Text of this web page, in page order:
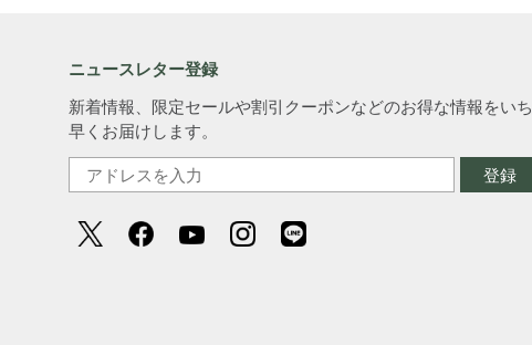
ニュースレター登録
新着情報、限定セールや割引クーポンなどのお得な情報をいち
早くお届けします。
登録